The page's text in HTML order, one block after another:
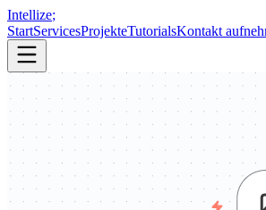
Intellize;
StartServicesProjekteTutorialsKontakt